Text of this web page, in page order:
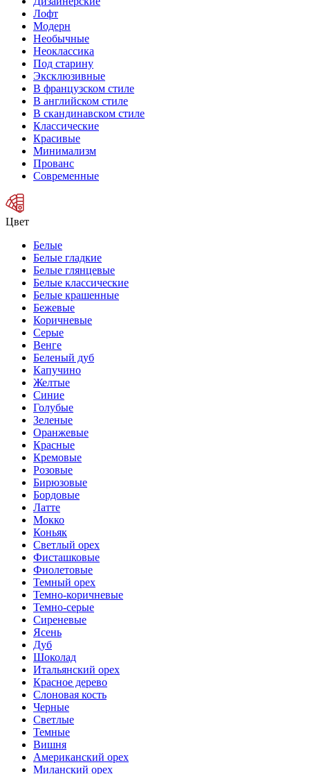
Лофт
Модерн
Необычные
Неоклассика
Под старину
Эксклюзивные
В французском стиле
В английском стиле
В скандинавском стиле
Классические
Красивые
Минимализм
Прованс
Современные
Цвет
Белые
Белые гладкие
Белые глянцевые
Белые классические
Белые крашенные
Бежевые
Коричневые
Серые
Венге
Беленый дуб
Капучино
Желтые
Синие
Голубые
Зеленые
Оранжевые
Красные
Кремовые
Розовые
Бирюзовые
Бордовые
Латте
Мокко
Коньяк
Светлый орех
Фисташковые
Фиолетовые
Темный орех
Темно-коричневые
Темно-серые
Сиреневые
Ясень
Дуб
Шоколад
Итальянский орех
Красное дерево
Слоновая кость
Черные
Светлые
Темные
Вишня
Американский орех
Миланский орех